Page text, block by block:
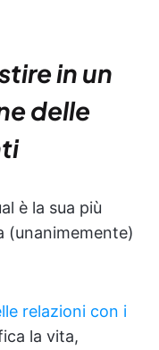
in un
delle
è la sua più
(unanimemente)
relazioni con i
la vita,